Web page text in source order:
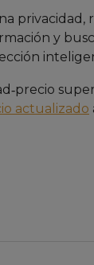
privacidad,
y
actualizado